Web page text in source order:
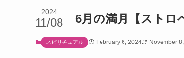
6月の満月【ストロ
2024
11/08
スピリチュアル February 6, 2024 November